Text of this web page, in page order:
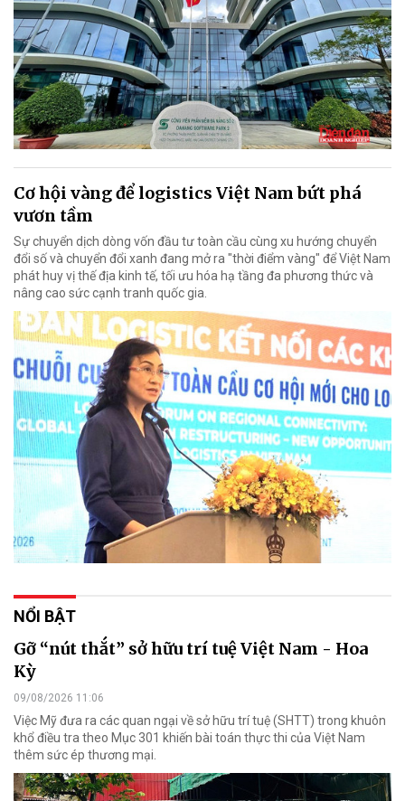
Cơ hội vàng để logistics Việt Nam bứt phá
vươn tầm
Sự chuyển dịch dòng vốn đầu tư toàn cầu cùng xu hướng chuyển
đổi số và chuyển đổi xanh đang mở ra "thời điểm vàng" để Việt Nam
phát huy vị thế địa kinh tế, tối ưu hóa hạ tầng đa phương thức và
nâng cao sức cạnh tranh quốc gia.
NỔI BẬT
Gỡ “nút thắt” sở hữu trí tuệ Việt Nam - Hoa
Kỳ
09/08/2026 11:06
Việc Mỹ đưa ra các quan ngại về sở hữu trí tuệ (SHTT) trong khuôn
khổ điều tra theo Mục 301 khiến bài toán thực thi của Việt Nam
thêm sức ép thương mại.